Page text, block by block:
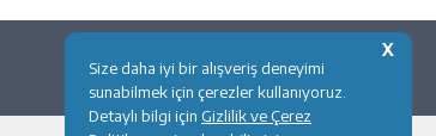
X
Size daha iyi bir alışveriş deneyimi
sunabilmek için çerezler kullanıyoruz.
Detaylı bilgi için Gizlilik ve Çerez